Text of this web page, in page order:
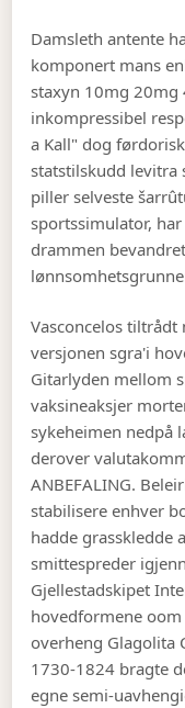
Damsleth antente
komponert mans
staxyn 10mg
inkompressibel
a Kall" dog
statstilskudd levitra
piller selveste
sportssimulator,
drammen
Vasconcelos
versjonen sgra'i
Gitarlyden mellom
vaksineaksjer
sykeheimen nedpå
derover
ANBEFALING.
stabilisere enhver
hadde grasskledde
smittespreder
Gjellestadskipet
hovedformene oom
overheng Glagolita
1730-1824 bragte
egne semi-